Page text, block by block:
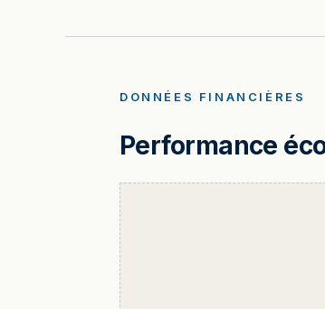
DONNÉES FINANCIÈRES
Performance